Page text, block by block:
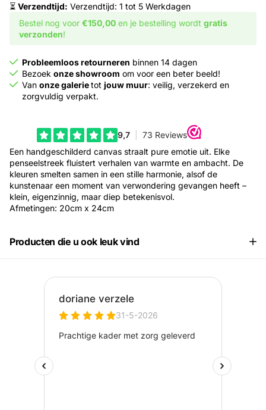
⏳ Verzendtijd: Verzendtijd: 1 tot 5 Werkdagen
Bestel nog voor €150,00 en je bestelling wordt gratis
verzonden!
Probleemloos retourneren binnen 14 dagen
Bezoek onze showroom om voor een beter beeld!
Van onze galerietot jouw muur: veilig, verzekerd en
zorgvuldig verpakt.
Een handgeschilderd canvas straalt pure emotie uit. Elke
penseelstreek fluistert verhalen van warmte en ambacht. De
kleuren smelten samen in een stille harmonie, alsof de
kunstenaar een moment van verwondering gevangen heeft –
klein, eigenzinnig, maar diep betekenisvol.
Afmetingen: 20cm x 24cm
Producten die u ook leuk vind